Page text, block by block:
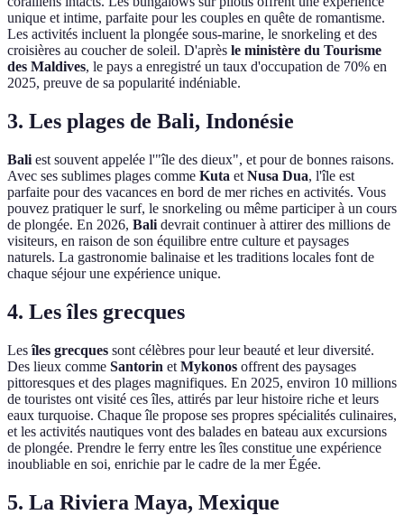
unique et intime, parfaite pour les couples en quête de romantisme.
Les activités incluent la plongée sous-marine, le snorkeling et des
croisières au coucher de soleil. D'après le ministère du Tourisme
des Maldives, le pays a enregistré un taux d'occupation de 70% en
2025, preuve de sa popularité indéniable.
3. Les plages de Bali, Indonésie
Bali est souvent appelée l'"île des dieux", et pour de bonnes raisons.
Avec ses sublimes plages comme Kuta et Nusa Dua, l'île est
parfaite pour des vacances en bord de mer riches en activités. Vous
pouvez pratiquer le surf, le snorkeling ou même participer à un cours
de plongée. En 2026, Bali devrait continuer à attirer des millions de
visiteurs, en raison de son équilibre entre culture et paysages
naturels. La gastronomie balinaise et les traditions locales font de
chaque séjour une expérience unique.
4. Les îles grecques
Lesîles grecques sont célèbres pour leur beauté et leur diversité.
Des lieux comme Santorin et Mykonos offrent des paysages
pittoresques et des plages magnifiques. En 2025, environ 10 millions
de touristes ont visité ces îles, attirés par leur histoire riche et leurs
eaux turquoise. Chaque île propose ses propres spécialités culinaires,
et les activités nautiques vont des balades en bateau aux excursions
de plongée. Prendre le ferry entre les îles constitue une expérience
inoubliable en soi, enrichie par le cadre de la mer Égée.
5. La Riviera Maya, Mexique